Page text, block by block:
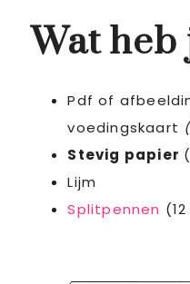
Wat heb
Pdf of
voedingskaart
Stevig papier
Lijm
Splitpennen